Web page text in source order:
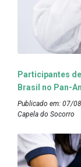
Participantes
Brasil no Pan-
Publicado em: 07/
Capela do Socorro